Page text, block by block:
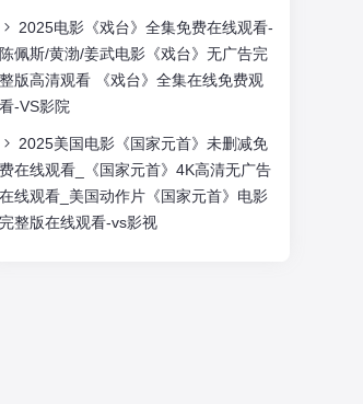
2025电影《戏台》全集免费在线观看-
陈佩斯/黄渤/姜武电影《戏台》无广告完
整版高清观看 《戏台》全集在线免费观
看-VS影院
2025美国电影《国家元首》未删减免
费在线观看_《国家元首》4K高清无广告
在线观看_美国动作片《国家元首》电影
完整版在线观看-vs影视